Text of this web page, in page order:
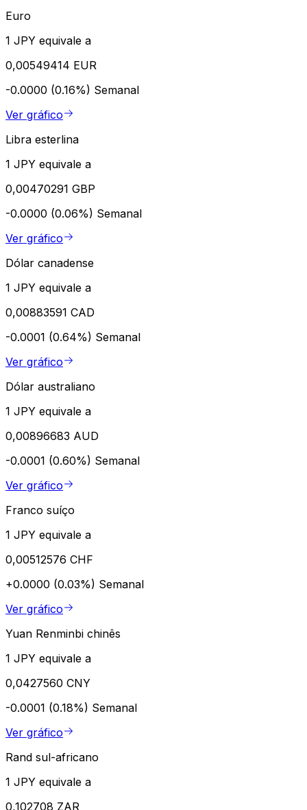
Euro
1 JPY equivale a
0,00549414 EUR
-0.0000 (0.16%) Semanal
Ver gráfico
Libra esterlina
1 JPY equivale a
0,00470291 GBP
-0.0000 (0.06%) Semanal
Ver gráfico
Dólar canadense
1 JPY equivale a
0,00883591 CAD
-0.0001 (0.64%) Semanal
Ver gráfico
Dólar australiano
1 JPY equivale a
0,00896683 AUD
-0.0001 (0.60%) Semanal
Ver gráfico
Franco suíço
1 JPY equivale a
0,00512576 CHF
+0.0000 (0.03%) Semanal
Ver gráfico
Yuan Renminbi chinês
1 JPY equivale a
0,0427560 CNY
-0.0001 (0.18%) Semanal
Ver gráfico
Rand sul-africano
1 JPY equivale a
0,102708 ZAR